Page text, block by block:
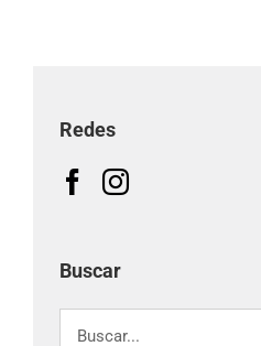
Redes
Buscar